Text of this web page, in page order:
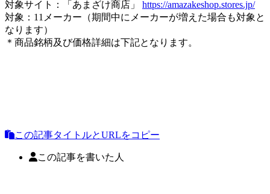
対象サイト：「あまざけ商店」 https://amazakeshop.stores.jp/
対象：11メーカー（期間中にメーカーが増えた場合も対象と
なります）
＊商品銘柄及び価格詳細は下記となります。
この記事タイトルとURLをコピー
この記事を書いた人